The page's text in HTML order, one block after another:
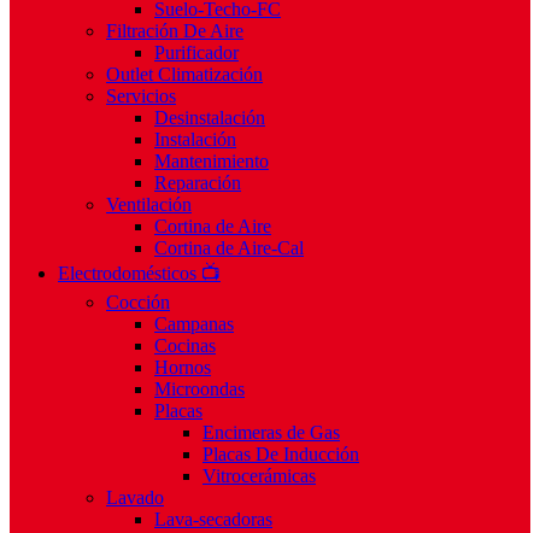
Suelo-Techo-FC
Filtración De Aire
Purificador
Outlet Climatización
Servicios
Desinstalación
Instalación
Mantenimiento
Reparación
Ventilación
Cortina de Aire
Cortina de Aire-Cal
Electrodomésticos 📺
Cocción
Campanas
Cocinas
Hornos
Microondas
Placas
Encimeras de Gas
Placas De Inducción
Vitrocerámicas
Lavado
Lava-secadoras